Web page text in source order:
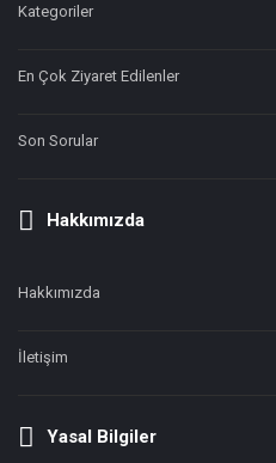
Kategoriler
En Çok Ziyaret Edilenler
Son Sorular
Hakkımızda
Hakkımızda
İletişim
Yasal Bilgiler